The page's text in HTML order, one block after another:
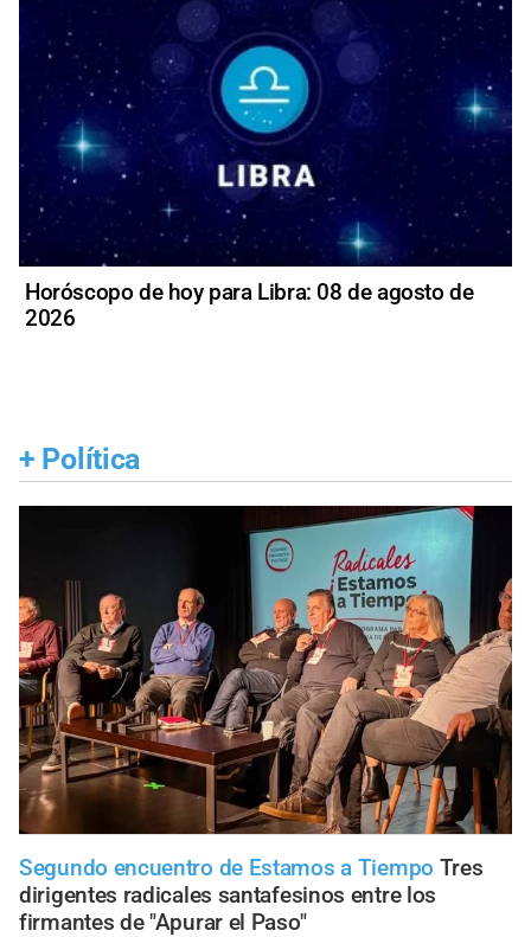
Horóscopo de hoy para Libra: 08 de agosto de
2026
+ Política
Segundo encuentro de Estamos a Tiempo Tres
dirigentes radicales santafesinos entre los
firmantes de "Apurar el Paso"